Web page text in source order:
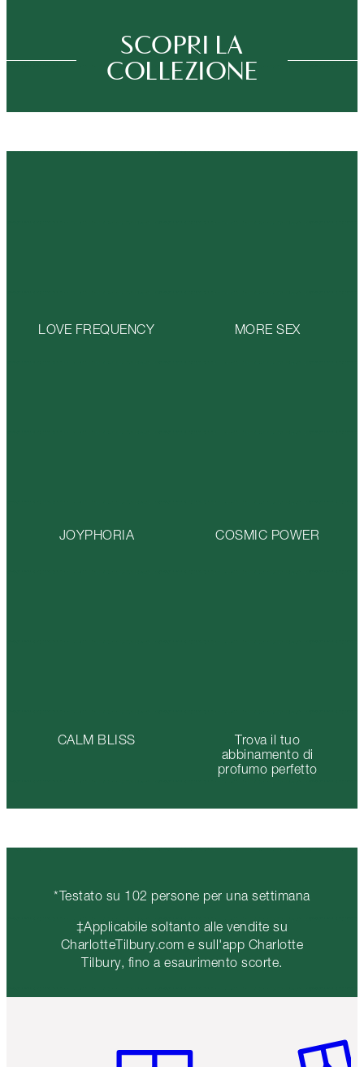
SCOPRI LA
COLLEZIONE
LOVE FREQUENCY MORE SEX
JOYPHORIA COSMIC POWER
CALM BLISS
Trova il tuo
abbinamento di
profumo perfetto
*Testato su 102 persone per una settimana
‡Applicabile soltanto alle vendite su
CharlotteTilbury.com e sull'app Charlotte
Tilbury, fino a esaurimento scorte.